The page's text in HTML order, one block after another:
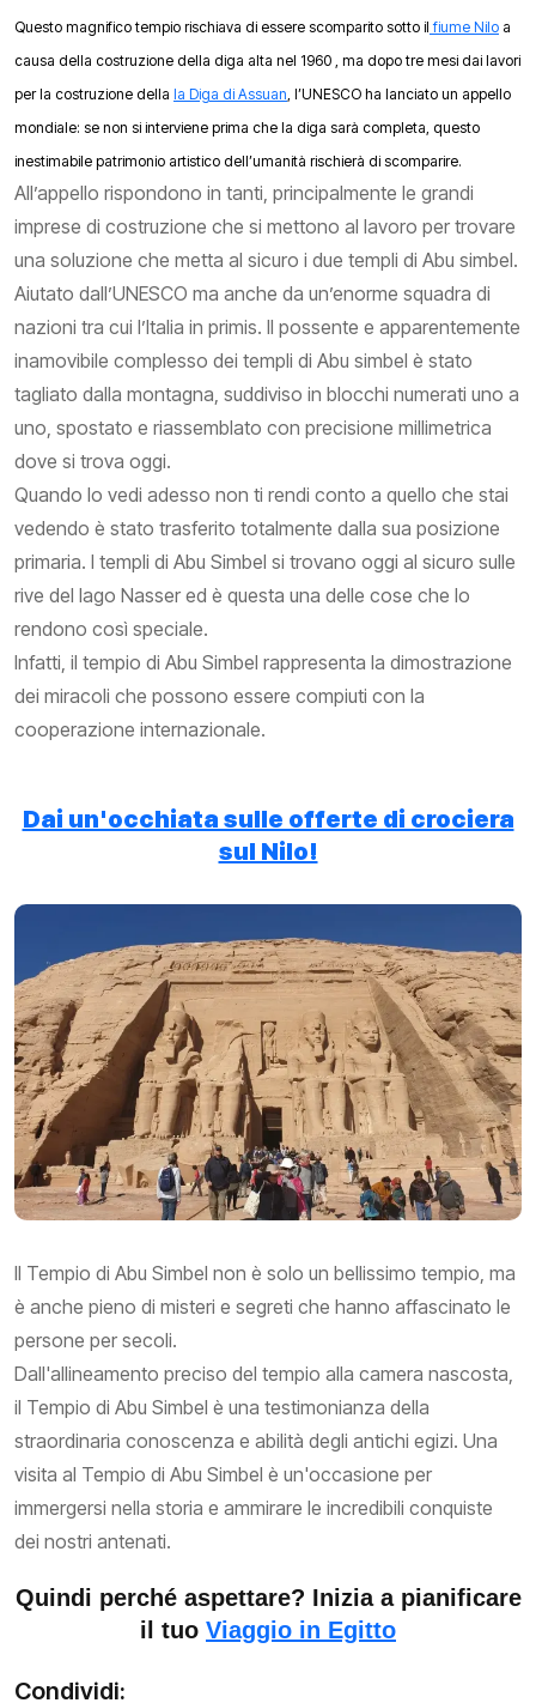
Questo magnifico tempio rischiava di essere scomparito sotto il fiume Nilo a
causa della costruzione della diga alta nel 1960 , ma dopo tre mesi dai lavori
per la costruzione della la Diga di Assuan , l’UNESCO ha lanciato un appello
mondiale: se non si interviene prima che la diga sarà completa, questo
inestimabile patrimonio artistico dell’umanità rischierà di scomparire.
All’appello rispondono in tanti, principalmente le grandi
imprese di costruzione che si mettono al lavoro per trovare
una soluzione che metta al sicuro i due templi di Abu simbel.
Aiutato dall’UNESCO ma anche da un’enorme squadra di
nazioni tra cui l’Italia in primis. Il possente e apparentemente
inamovibile complesso dei templi di Abu simbel è stato
tagliato dalla montagna, suddiviso in blocchi numerati uno a
uno, spostato e riassemblato con precisione millimetrica
dove si trova oggi.
Quando lo vedi adesso non ti rendi conto a quello che stai
vedendo è stato trasferito totalmente dalla sua posizione
primaria. I templi di Abu Simbel si trovano oggi al sicuro sulle
rive del lago Nasser ed è questa una delle cose che lo
rendono così speciale.
Infatti, il tempio di Abu Simbel rappresenta la dimostrazione
dei miracoli che possono essere compiuti con la
cooperazione internazionale.
Dai un'occhiata sulle offerte di crociera
sul Nilo!
Il Tempio di Abu Simbel non è solo un bellissimo tempio, ma
è anche pieno di misteri e segreti che hanno affascinato le
persone per secoli.
Dall'allineamento preciso del tempio alla camera nascosta,
il Tempio di Abu Simbel è una testimonianza della
straordinaria conoscenza e abilità degli antichi egizi. Una
visita al Tempio di Abu Simbel è un'occasione per
immergersi nella storia e ammirare le incredibili conquiste
dei nostri antenati.
Quindi perché aspettare? Inizia a pianificare
il tuo Viaggio in Egitto
Condividi: